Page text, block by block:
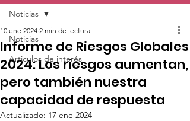
Noticias
Articulos de interés
Noticias
Informe de Riesgos Globales
2024: Los riesgos aumentan,
pero también nuestra
capacidad de respuesta
10 ene 2024 2 min de lectura
Actualizado: 17 ene 2024